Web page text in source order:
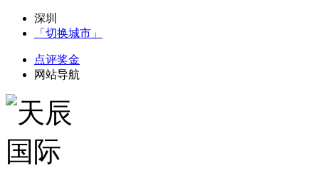
深圳
「切换城市」
点评奖金
网站导航